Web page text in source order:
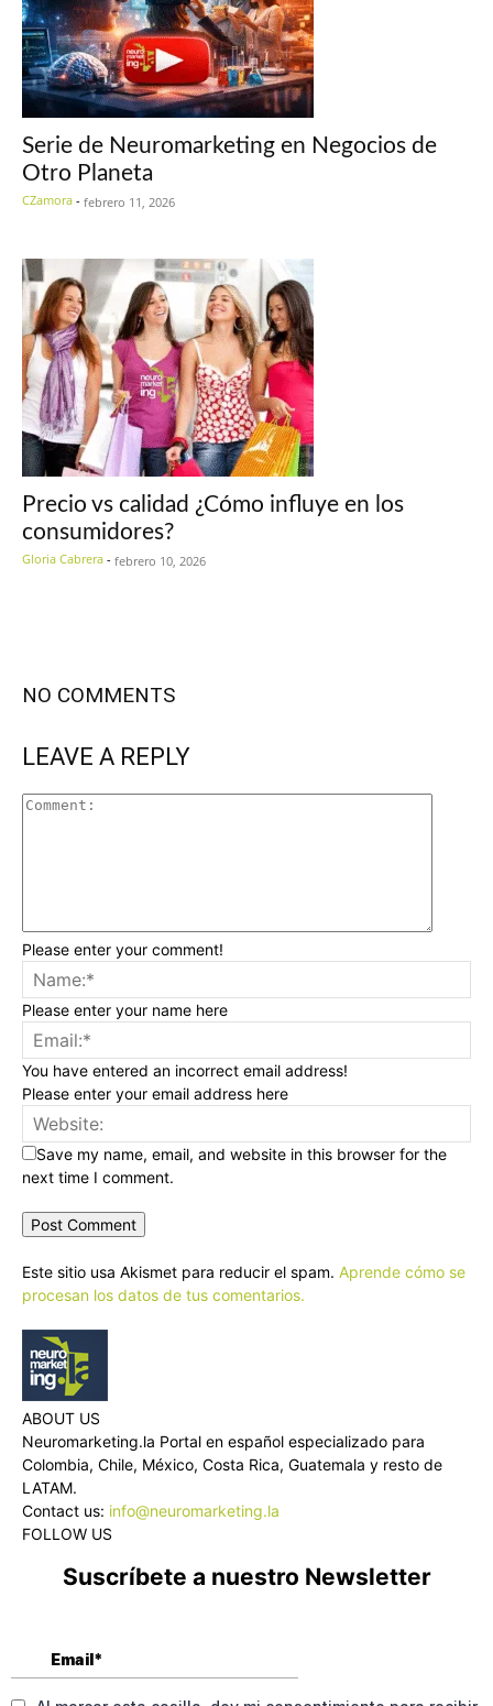
Serie de Neuromarketing en Negocios de
Otro Planeta
CZamora - febrero 11, 2026
Precio vs calidad ¿Cómo influye en los
consumidores?
Gloria Cabrera - febrero 10, 2026
NO COMMENTS
LEAVE A REPLY
Please enter your comment!
Please enter your name here
You have entered an incorrect email address!
Please enter your email address here
Save my name, email, and website in this browser for the
next time I comment.
Este sitio usa Akismet para reducir el spam. Aprende cómo se
procesan los datos de tus comentarios.
ABOUT US
Neuromarketing.la Portal en español especializado para
Colombia, Chile, México, Costa Rica, Guatemala y resto de
LATAM.
Contact us: info@neuromarketing.la
FOLLOW US
Suscríbete a nuestro Newsletter